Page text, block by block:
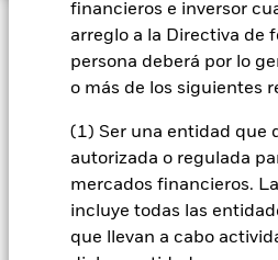
financieros e inversor
arreglo a la Directiva de
persona deberá por lo
o más de los siguientes
(1) Ser una entidad que
autorizada o regulada
mercados financieros.
incluye todas las
que llevan a cabo
Filosofía de inversión
El Fondo tiene por objetivo
inversión a través de una
coherente con los principios
gobierno corporativo (ESG) y de
aplicados a la inversión. El Fondo
y el asesor de inversiones (AI)
las inversiones del Fondo, siempre
invierta al menos el 70 % de sus